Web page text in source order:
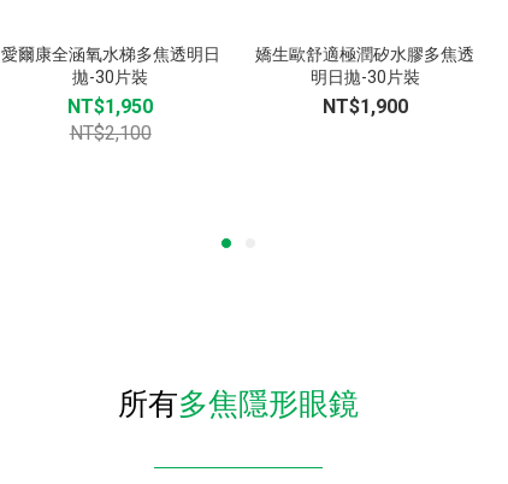
愛爾康全涵氧水梯多焦透明日
拋-30片裝
NT$1,950
NT$2,100
嬌生歐舒適極潤矽水膠多焦透
明日拋-30片裝
NT$1,900
所有多焦隱形眼鏡